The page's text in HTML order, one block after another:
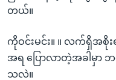
တယ်။
ကိုဝင်းမင်း။ ။ လက်ရှိအစို
အရ ပြောလာတဲ့အခါမှာ
သလဲ။